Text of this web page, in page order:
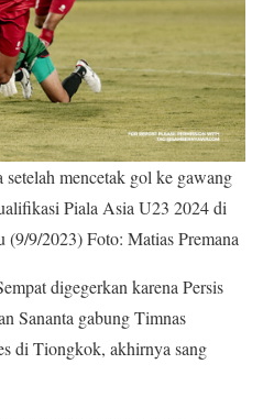
setelah mencetak gol ke gawang
Piala Asia U23 2024 di
(9/9/2023) Foto: Matias Premana
digegerkan karena Persis
Sananta gabung Timnas
di Tiongkok, akhirnya sang